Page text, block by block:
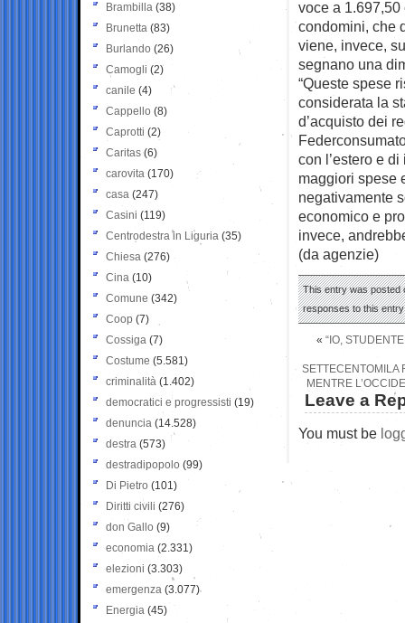
voce a
condomini, che
viene, invece,
segnano una
“Queste spese
considerata la
d’acquisto dei
con l’estero e
maggiori spese
negativamente
economico e
invece,
(da agenzie)
This entry was posted
responses to this
« “IO,
SETTECENTOMILA
MENTRE
Leave a
You must be
Brambilla (38)
Brunetta (83)
Burlando (26)
Camogli (2)
canile (4)
Cappello (8)
Caprotti (2)
Caritas (6)
carovita (170)
casa (247)
Casini (119)
Centrodestra in Liguria (35)
Chiesa (276)
Cina (10)
Comune (342)
Coop (7)
Cossiga (7)
Costume (5.581)
criminalità (1.402)
democratici e progressisti (19)
denuncia (14.528)
destra (573)
destradipopolo (99)
Di Pietro (101)
Diritti civili (276)
don Gallo (9)
economia (2.331)
elezioni (3.303)
emergenza (3.077)
Energia (45)